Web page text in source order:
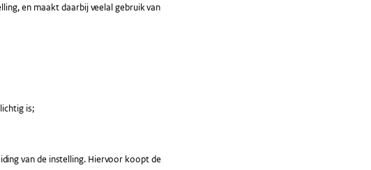
en maakt daarbij veelal gebruik van
is;
van de instelling. Hiervoor koopt de